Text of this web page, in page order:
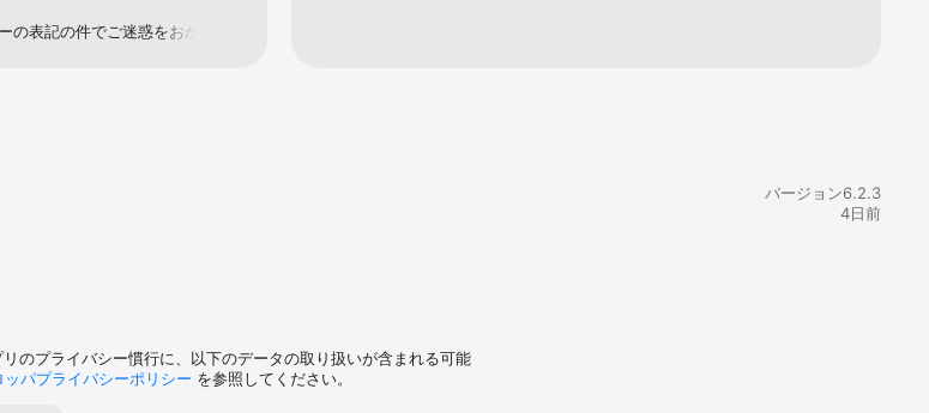
ます。
能を追加できます。
ドファンディングにお寄せいただいたご支援により実現しまし
の表記の件でご迷惑をおかけし
バージョン6.2.3
4日前
リのプライバシー慣行に、以下のデータの取り扱いが含まれる可能
ッパプライバシーポリシー を参照してください。